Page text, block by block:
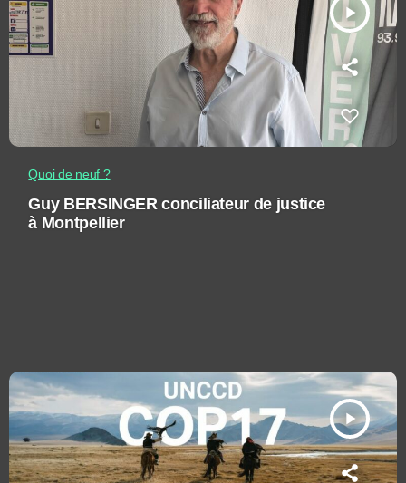
play_arrow
Quoi de neuf ?
Guy BERSINGER conciliateur de justice
à Montpellier
play_arrow